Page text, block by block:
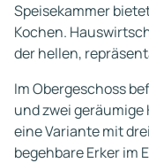
Speisekammer
Kochen.
der hellen,
Im Obergeschoss
und zwei
eine Variante mit
begehbare Erker im